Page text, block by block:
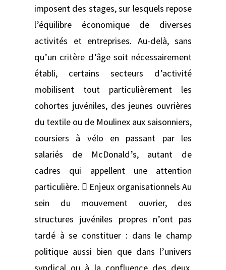
imposent des stages, sur lesquels repose
l’équilibre économique de diverses
activités et entreprises. Au-delà, sans
qu’un critère d’âge soit nécessairement
établi, certains secteurs d’activité
mobilisent tout particulièrement les
cohortes juvéniles, des jeunes ouvrières
du textile ou de Moulinex aux saisonniers,
coursiers à vélo en passant par les
salariés de McDonald’s, autant de
cadres qui appellent une attention
particulière.  Enjeux organisationnels Au
sein du mouvement ouvrier, des
structures juvéniles propres n’ont pas
tardé à se constituer : dans le champ
politique aussi bien que dans l’univers
syndical ou à la confluence des deux.